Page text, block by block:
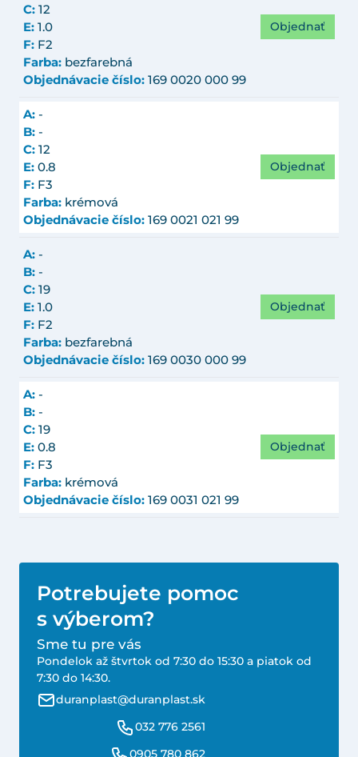
C: 12
E: 1.0
F: F2
Farba: bezfarebná
Objednávacie číslo: 169 0020 000 99
Objednať
A: -
B: -
C: 12
E: 0.8
F: F3
Farba: krémová
Objednávacie číslo: 169 0021 021 99
Objednať
A: -
B: -
C: 19
E: 1.0
F: F2
Farba: bezfarebná
Objednávacie číslo: 169 0030 000 99
Objednať
A: -
B: -
C: 19
E: 0.8
F: F3
Farba: krémová
Objednávacie číslo: 169 0031 021 99
Objednať
Potrebujete pomoc
s výberom?
Sme tu pre vás
Pondelok až štvrtok od 7:30 do 15:30 a piatok od
7:30 do 14:30.
duranplast@duranplast.sk
032 776 2561